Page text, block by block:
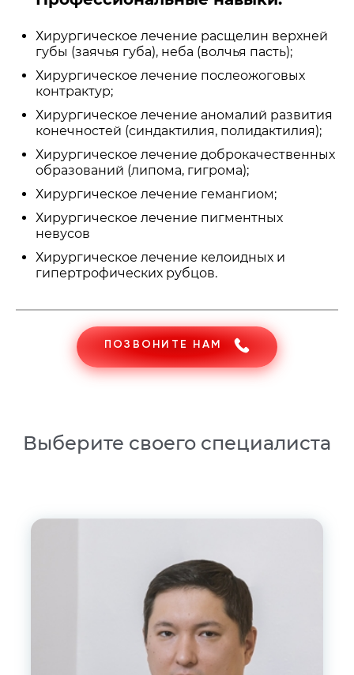
Хирургическое лечение расщелин верхней
губы (заячья губа), неба (волчья пасть);
Хирургическое лечение послеожоговых
контрактур;
Хирургическое лечение аномалий развития
конечностей (синдактилия, полидактилия);
Хирургическое лечение доброкачественных
образований (липома, гигрома);
Хирургическое лечение гемангиом;
Хирургическое лечение пигментных
невусов
Хирургическое лечение келоидных и
гипертрофических рубцов.
ПОЗВОНИТЕ НАМ
Выберите своего специалиста